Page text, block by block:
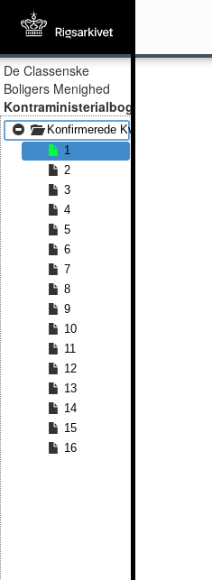
De Classenske
Boligers Menighed
Kontraministerialbog
Konfirmerede Kvinder 1889 -
1
2
3
4
5
6
7
8
9
10
11
12
13
14
15
16